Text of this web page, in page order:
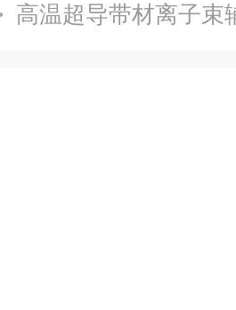
高温超导带材离子束